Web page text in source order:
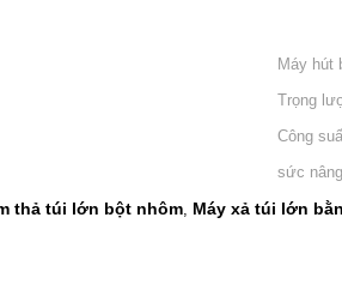
Máy hút
Trọng
Công
sức
thả túi lớn bột nhôm, Máy xả túi lớn